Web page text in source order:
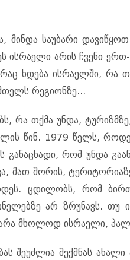
მინ­და სა­უ­ბა­რი
ის­რა­ე­ლი არის ჩვე­ნი
ხდე­ბა ის­რა­ელ­ში, რა
რე­გი­ონ­ზე...
რა თქმა უნდა,
წინ. 1979 წელს,
გა­ნა­ცხა­დი, რომ უნდა
მათ შო­რის,
ცდი­ლობს, რომ
არ ზრუ­ნავს. თუ
მხო­ლოდ ის­რა­ე­ლი,
შე­უძ­ლია შექ­მნას